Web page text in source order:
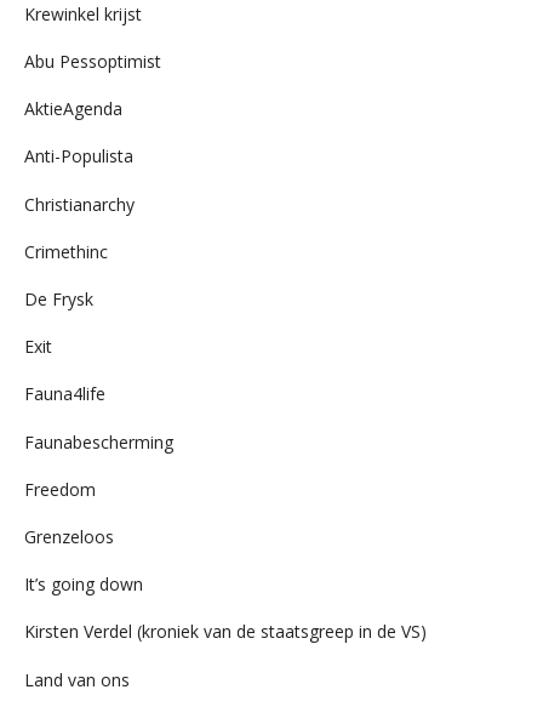
Krewinkel krijst
Abu Pessoptimist
AktieAgenda
Anti-Populista
Christianarchy
Crimethinc
De Frysk
Exit
Fauna4life
Faunabescherming
Freedom
Grenzeloos
It’s going down
Kirsten Verdel (kroniek van de staatsgreep in de VS)
Land van ons